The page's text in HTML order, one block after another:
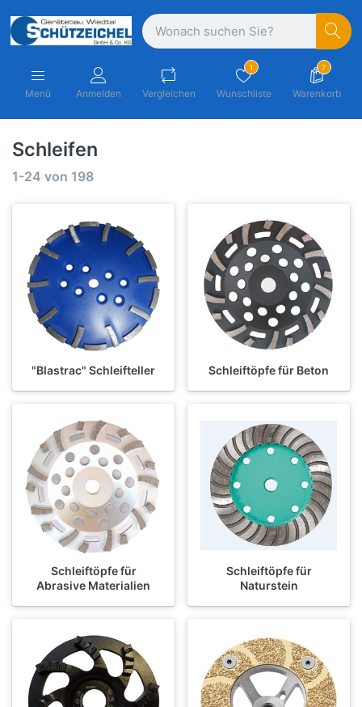
Menü Anmelden Vergleichen
1
Wunschliste
7
Warenkorb
Schleifen
1-24 von 198
"Blastrac" Schleifteller Schleiftöpfe für Beton
Schleiftöpfe für
Abrasive Materialien
Schleiftöpfe für
Naturstein